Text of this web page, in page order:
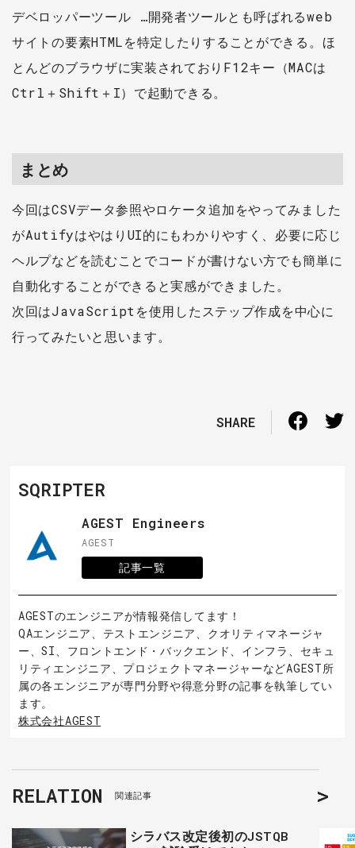
デベロッパーツール …開発者ツールとも呼ばれるweb
サイトの要素HTMLを特定したりすることができる。ほ
とんどのブラウザに実装されておりF12キー（MACは
Ctrl＋Shift＋I）で起動できる。
まとめ
今回はCSVデータ参照やロケータ追加をやってみました
がAutifyはやはりUI的にもわかりやすく、必要に応じ
ヘルプなどを読むことでコードが書けない方でも簡単に
自動化することができると実感ができました。
次回はJavaScriptを使用したステップ作成を中心に
行ってみたいと思います。
SHARE
SQRIPTER
AGEST Engineers
AGEST
記事一覧
AGESTのエンジニアが情報発信してます！
QAエンジニア、テストエンジニア、クオリティマネージャ
ー、SI、フロントエンド・バックエンド、インフラ、セキュ
リティエンジニア、プロジェクトマネージャーなどAGEST所
属の各エンジニアが専門分野や得意分野の記事を執筆してい
ます。
株式会社AGEST
RELATION 関連記事
シラバス改定後初のJSTQB